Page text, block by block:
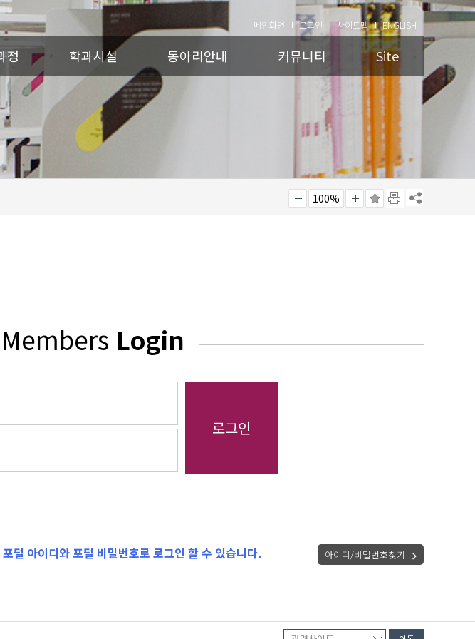
메인화면 로그인 사이트맵 ENGLISH
정 학과시설 동아리안내 커뮤니티 Site
100%
Members Login
포털 아이디와 포털 비밀번호로 로그인 할 수 있습니다.
아이디/비밀번호찾기